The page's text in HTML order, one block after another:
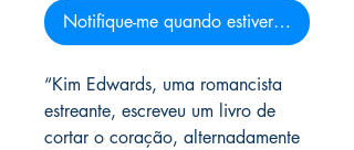
Notifique-me quando estiver disponível
“Kim Edwards, uma romancista
estreante, escreveu um livro de
cortar o coração, alternadamente